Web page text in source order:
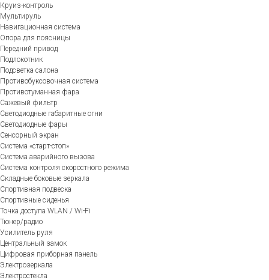
Круиз-контроль
Мультируль
Навигационная система
Опора для поясницы
Передний привод
Подлокотник
Подсветка салона
Противобуксовочная система
Противотуманная фара
Сажевый фильтр
Светодиодные габаритные огни
Светодиодные фары
Сенсорный экран
Система «старт-стоп»
Система аварийного вызова
Система контроля скоростного режима
Складные боковые зеркала
Спортивная подвеска
Спортивные сиденья
Точка доступа WLAN / Wi-Fi
Тюнер/радио
Усилитель руля
Центральный замок
Цифровая приборная панель
Электрозеркала
Электростекла